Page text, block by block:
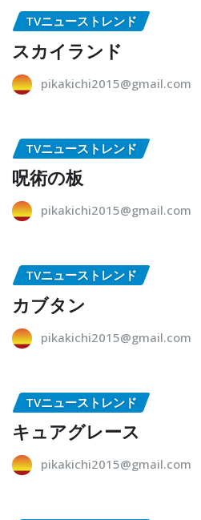
TVニューストレンド
スカイランド
pikakichi2015@gmail.com
TVニューストレンド
呪術の板
pikakichi2015@gmail.com
TVニューストレンド
カブタン
pikakichi2015@gmail.com
TVニューストレンド
キュアグレース
pikakichi2015@gmail.com